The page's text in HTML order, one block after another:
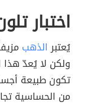
اختبار
يُعتبرالذهب
ولكن لا يُعدّ هذا
تكون طبيعة
من الحساسية